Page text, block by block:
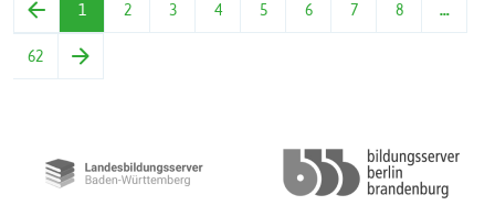
1 2 3 4 5 6 7 8 …
62